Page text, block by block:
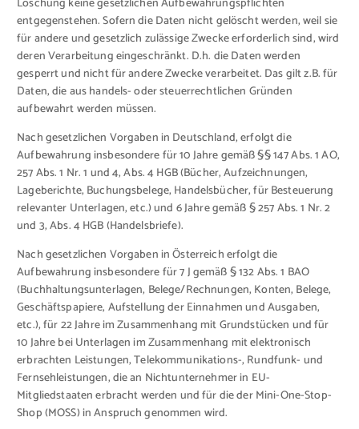
entgegenstehen. Sofern die Daten nicht gelöscht werden, weil sie
für andere und gesetzlich zulässige Zwecke erforderlich sind, wird
deren Verarbeitung eingeschränkt. D.h. die Daten werden
gesperrt und nicht für andere Zwecke verarbeitet. Das gilt z.B. für
Daten, die aus handels- oder steuerrechtlichen Gründen
aufbewahrt werden müssen.
Nach gesetzlichen Vorgaben in Deutschland, erfolgt die
Aufbewahrung insbesondere für 10 Jahre gemäß §§ 147 Abs. 1 AO,
257 Abs. 1 Nr. 1 und 4, Abs. 4 HGB (Bücher, Aufzeichnungen,
Lageberichte, Buchungsbelege, Handelsbücher, für Besteuerung
relevanter Unterlagen, etc.) und 6 Jahre gemäß § 257 Abs. 1 Nr. 2
und 3, Abs. 4 HGB (Handelsbriefe).
Nach gesetzlichen Vorgaben in Österreich erfolgt die
Aufbewahrung insbesondere für 7 J gemäß § 132 Abs. 1 BAO
(Buchhaltungsunterlagen, Belege/Rechnungen, Konten, Belege,
Geschäftspapiere, Aufstellung der Einnahmen und Ausgaben,
etc.), für 22 Jahre im Zusammenhang mit Grundstücken und für
10 Jahre bei Unterlagen im Zusammenhang mit elektronisch
erbrachten Leistungen, Telekommunikations-, Rundfunk- und
Fernsehleistungen, die an Nichtunternehmer in EU-
Mitgliedstaaten erbracht werden und für die der Mini-One-Stop-
Shop (MOSS) in Anspruch genommen wird.